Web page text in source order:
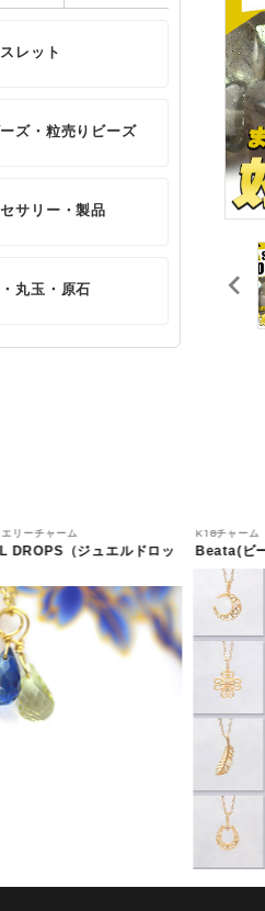
レット
ズ・粒売りビーズ
サリー・製品
丸玉・原石
リーチャーム
DROPS（ジュエルドロッ
K18チャーム
Beata(ビ